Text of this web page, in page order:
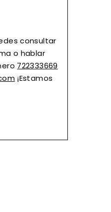
consultar
o hablar
722333669
¡Estamos